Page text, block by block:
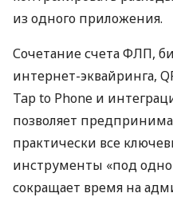
из одного приложения.
Сочетание счета ФЛП,
интернет-эквайринга,
Tap to Phone и
позволяет
практически все
инструменты «под
сокращает время на